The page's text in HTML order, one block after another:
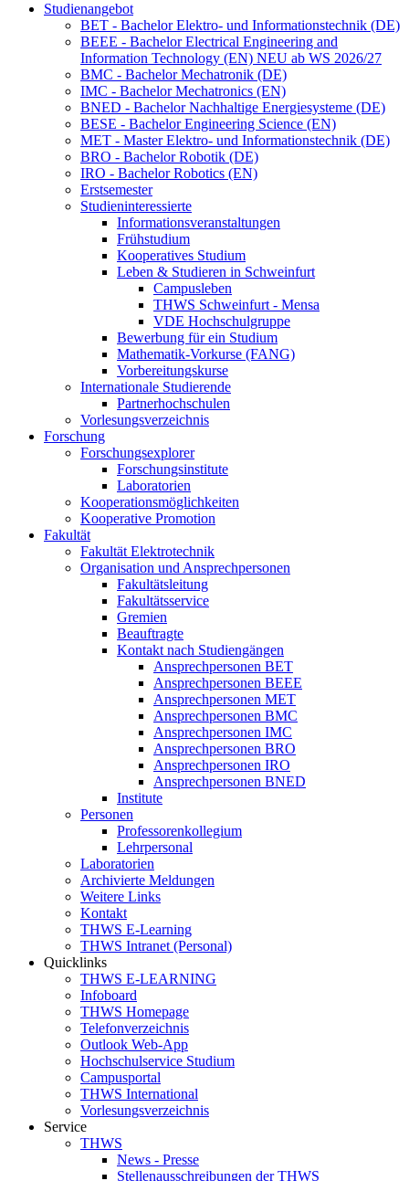
Studienangebot
BET - Bachelor Elektro- und Informationstechnik (DE)
BEEE - Bachelor Electrical Engineering and
Information Technology (EN) NEU ab WS 2026/27
BMC - Bachelor Mechatronik (DE)
IMC - Bachelor Mechatronics (EN)
BNED - Bachelor Nachhaltige Energiesysteme (DE)
BESE - Bachelor Engineering Science (EN)
MET - Master Elektro- und Informationstechnik (DE)
BRO - Bachelor Robotik (DE)
IRO - Bachelor Robotics (EN)
Erstsemester
Studieninteressierte
Informationsveranstaltungen
Frühstudium
Kooperatives Studium
Leben & Studieren in Schweinfurt
Campusleben
THWS Schweinfurt - Mensa
VDE Hochschulgruppe
Bewerbung für ein Studium
Mathematik-Vorkurse (FANG)
Vorbereitungskurse
Internationale Studierende
Partnerhochschulen
Vorlesungsverzeichnis
Forschung
Forschungsexplorer
Forschungsinstitute
Laboratorien
Kooperationsmöglichkeiten
Kooperative Promotion
Fakultät
Fakultät Elektrotechnik
Organisation und Ansprechpersonen
Fakultätsleitung
Fakultätsservice
Gremien
Beauftragte
Kontakt nach Studiengängen
Ansprechpersonen BET
Ansprechpersonen BEEE
Ansprechpersonen MET
Ansprechpersonen BMC
Ansprechpersonen IMC
Ansprechpersonen BRO
Ansprechpersonen IRO
Ansprechpersonen BNED
Institute
Personen
Professorenkollegium
Lehrpersonal
Laboratorien
Archivierte Meldungen
Weitere Links
Kontakt
THWS E-Learning
THWS Intranet (Personal)
Quicklinks
THWS E-LEARNING
Infoboard
THWS Homepage
Telefonverzeichnis
Outlook Web-App
Hochschulservice Studium
Campusportal
THWS International
Vorlesungsverzeichnis
Service
THWS
News - Presse
Stellenausschreibungen der THWS